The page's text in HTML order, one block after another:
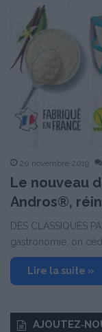
20 novembre 2019
Le nouveau
Andros®,
DES CLASSIQUES
gastronomie, on
Lire la suite »